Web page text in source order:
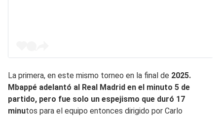
La primera, en este mismo torneo en la final de 2025.
Mbappé adelantó al Real Madrid en el minuto 5 de
partido, pero fue solo un espejismo que duró 17
minutos para el equipo entonces dirigido por Carlo